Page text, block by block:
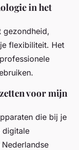
in het
gezondheid,
flexibiliteit. Het
voor mijn
die bij je
digitale